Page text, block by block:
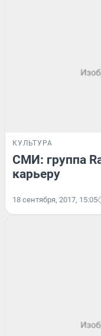
КУЛЬТУРА
СМИ: группа
карьеру
18 сентября, 2017, 15:05